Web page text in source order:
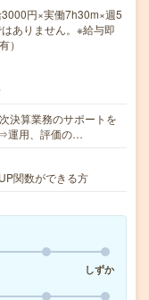
円×実働7h30m×週5
ありません。※給与即
）
決算業務のサポートを
運用、評価の…
関数ができる方
しずか